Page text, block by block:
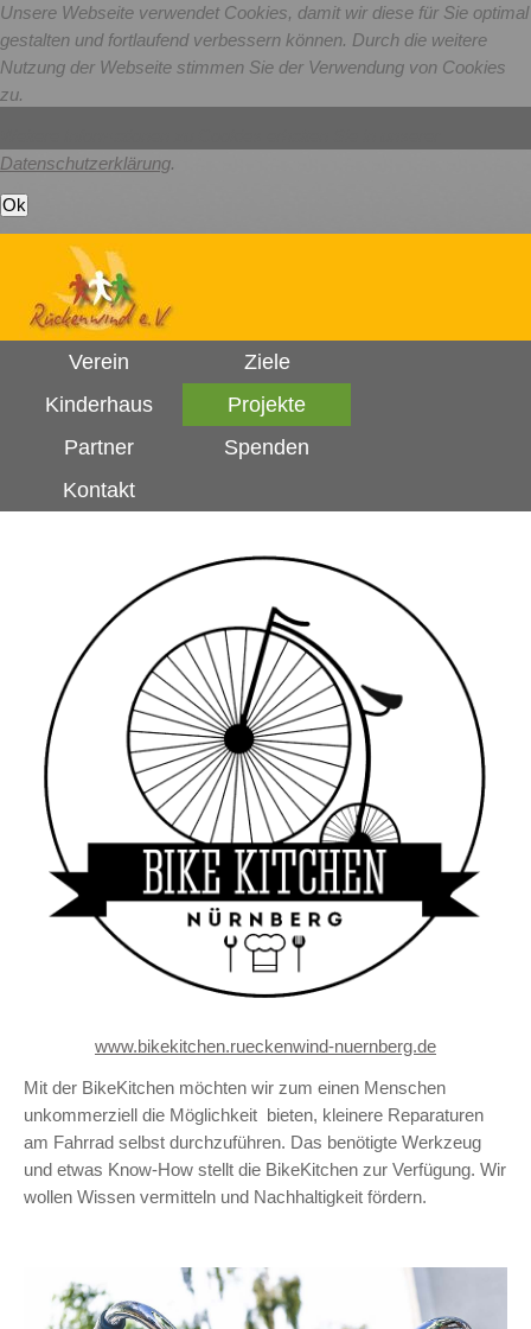
Unsere Webseite verwendet Cookies, damit wir diese für Sie optimal
gestalten und fortlaufend verbessern können. Durch die weitere
Nutzung der Webseite stimmen Sie der Verwendung von Cookies
zu.
Datenschutzerklärung.
Verein
Ziele
Kinderhaus
Projekte
Partner
Spenden
Kontakt
www.bikekitchen.rueckenwind-nuernberg.de
Mit der BikeKitchen möchten wir zum einen Menschen
unkommerziell die Möglichkeit bieten, kleinere Reparaturen
am Fahrrad selbst durchzuführen. Das benötigte Werkzeug
und etwas Know-How stellt die BikeKitchen zur Verfügung. Wir
wollen Wissen vermitteln und Nachhaltigkeit fördern.